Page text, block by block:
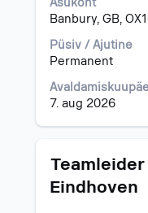
Banbury, GB,
Püsiv / Ajutine
Permanent
7. aug 2026
sisu
kuvamiseks
valige
tühikuklahviga.
Ametinimetus
Eindhoven
Töö
täieliku